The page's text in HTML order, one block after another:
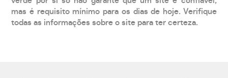
mas é requisito mínimo para os dias de hoje. Verifique
todas as informações sobre o site para ter certeza.